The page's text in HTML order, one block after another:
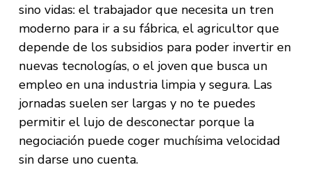
sino vidas: el trabajador que necesita un tren
moderno para ir a su fábrica, el agricultor que
depende de los subsidios para poder invertir en
nuevas tecnologías, o el joven que busca un
empleo en una industria limpia y segura. Las
jornadas suelen ser largas y no te puedes
permitir el lujo de desconectar porque la
negociación puede coger muchísima velocidad
sin darse uno cuenta.